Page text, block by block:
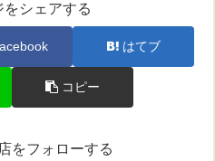
をシェアする
はてブ
コピー
をフォローする